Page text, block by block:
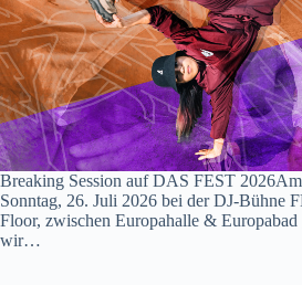
Breaking Session auf DAS FEST 2026Am
Sonntag, 26. Juli 2026 bei der DJ-Bühne
Floor, zwischen Europahalle & Europabad
wir…